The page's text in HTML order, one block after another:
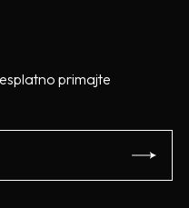
primajte